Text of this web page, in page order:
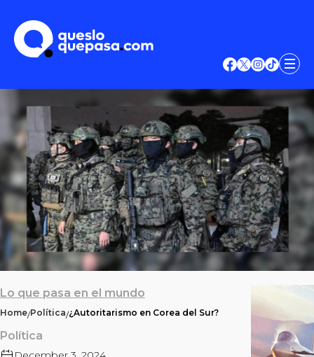
Lo que pasa en el mundo
Home/Política/¿Autoritarismo en Corea del Sur?
Política